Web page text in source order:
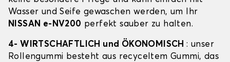
Wasser und Seife gewaschen werden, um Ihr
NISSAN e-NV200 perfekt sauber zu halten.
4- WIRTSCHAFTLICH und ÖKONOMISCH: unser
Rollengummi besteht aus recyceltem Gummi, das